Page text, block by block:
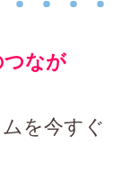
つなが
を今すぐ